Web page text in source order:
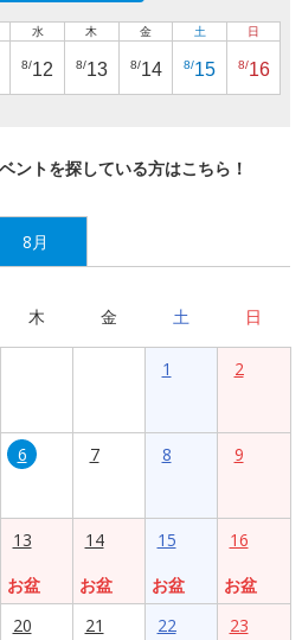
水
8/12
木
8/13
金
8/14
土
8/15
日
8/16
ントを探している方はこちら！
8月
木 金 土 日
1 2
6 7 8 9
13
お盆
14
お盆
15
お盆
16
お盆
20 21 22 23